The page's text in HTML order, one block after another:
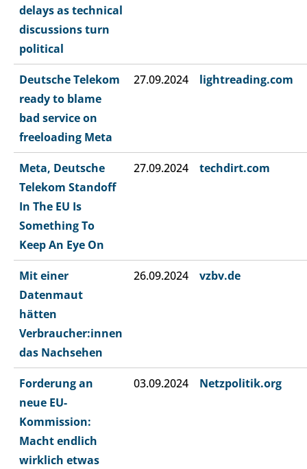
delays as technical
discussions turn
political
Deutsche Telekom
ready to blame
bad service on
freeloading Meta
27.09.2024 lightreading.com
Meta, Deutsche
Telekom Standoff
In The EU Is
Something To
Keep An Eye On
27.09.2024 techdirt.com
Mit einer
Datenmaut
hätten
Verbraucher:innen
das Nachsehen
26.09.2024 vzbv.de
Forderung an
neue EU-
Kommission:
Macht endlich
wirklich etwas
03.09.2024 Netzpolitik.org